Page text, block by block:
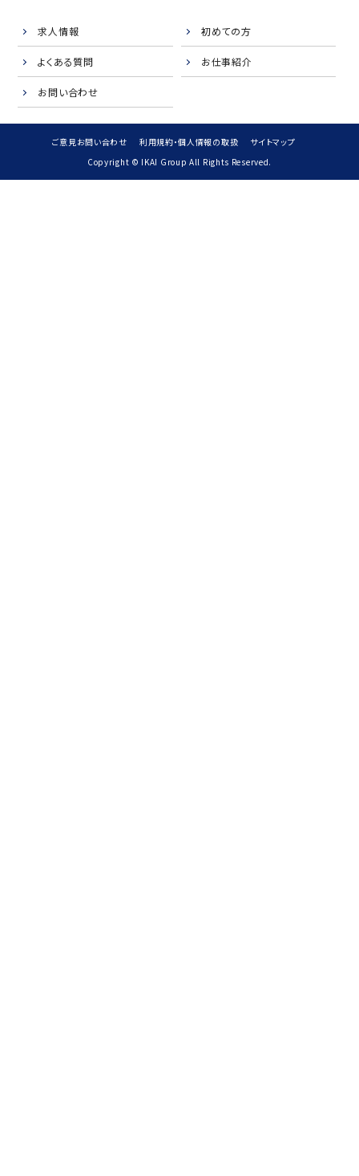
求人情報 初めての方
よくある質問 お仕事紹介
お問い合わせ
ご意見お問い合わせ 利用規約・個人情報の取扱
サイトマップ
Copyright © IKAI Group All Rights Reserved.